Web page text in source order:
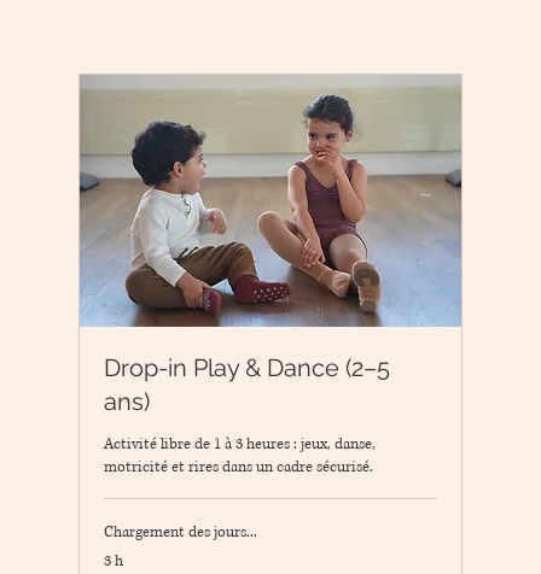
Drop-in Play & Dance (2–5
ans)
Activité libre de 1 à 3 heures : jeux, danse,
motricité et rires dans un cadre sécurisé.
Chargement des jours...
3 h